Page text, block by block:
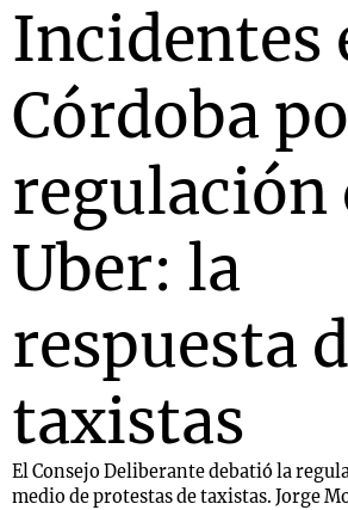
Incidentes
Córdoba
regulación
Uber: la
respuesta
taxistas
El Consejo Deliberante debatió la
medio de protestas de taxistas. Jorge